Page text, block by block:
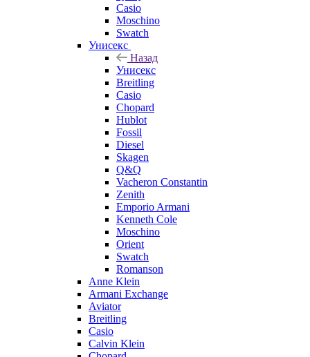
Casio
Moschino
Swatch
Унисекс
Назад
Унисекс
Breitling
Casio
Chopard
Hublot
Fossil
Diesel
Skagen
Q&Q
Vacheron Constantin
Zenith
Emporio Armani
Kenneth Cole
Moschino
Orient
Swatch
Romanson
Anne Klein
Armani Exchange
Aviator
Breitling
Casio
Calvin Klein